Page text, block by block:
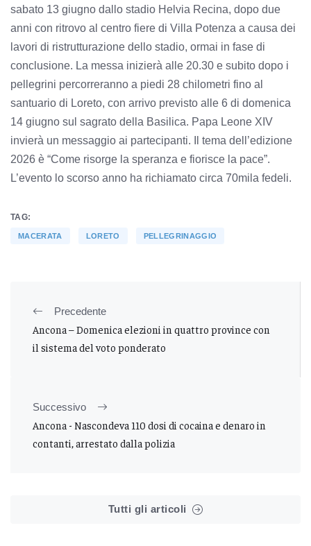
sabato 13 giugno dallo stadio Helvia Recina, dopo due
anni con ritrovo al centro fiere di Villa Potenza a causa dei
lavori di ristrutturazione dello stadio, ormai in fase di
conclusione. La messa inizierà alle 20.30 e subito dopo i
pellegrini percorreranno a piedi 28 chilometri fino al
santuario di Loreto, con arrivo previsto alle 6 di domenica
14 giugno sul sagrato della Basilica. Papa Leone XIV
invierà un messaggio ai partecipanti. Il tema dell’edizione
2026 è “Come risorge la speranza e fiorisce la pace”.
L’evento lo scorso anno ha richiamato circa 70mila fedeli.
TAG:
MACERATA LORETO PELLEGRINAGGIO
Precedente
Ancona – Domenica elezioni in quattro province con
il sistema del voto ponderato
Successivo
Ancona - Nascondeva 110 dosi di cocaina e denaro in
contanti, arrestato dalla polizia
Tutti gli articoli